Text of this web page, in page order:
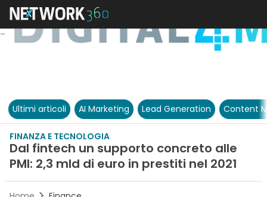
Ultimi articoli AI Marketing Lead Generation Content
FINANZA E TECNOLOGIA
Dal fintech un supporto concreto alle
PMI: 2,3 mld di euro in prestiti nel 2021